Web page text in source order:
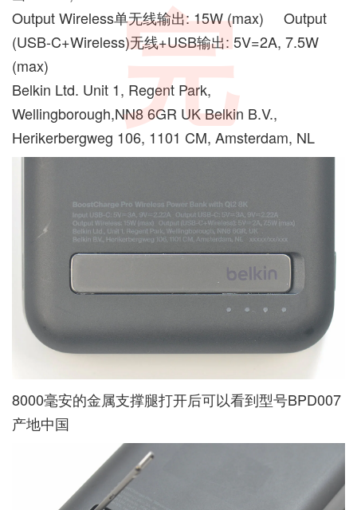
Output Wireless单无线输出: 15W (max) Output
(USB-C+Wireless)无线+USB输出: 5V=2A, 7.5W
(max)
Belkin Ltd. Unit 1, Regent Park,
Wellingborough,NN8 6GR UK Belkin B.V.,
Herikerbergweg 106, 1101 CM, Amsterdam, NL
8000毫安的金属支撑腿打开后可以看到型号BPD007
产地中国
完